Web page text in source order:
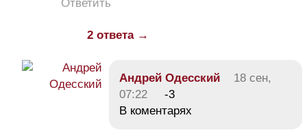
Ответить
2 ответа →
Андрей Одесский
18 сен,
07:22
-3
В коментарях